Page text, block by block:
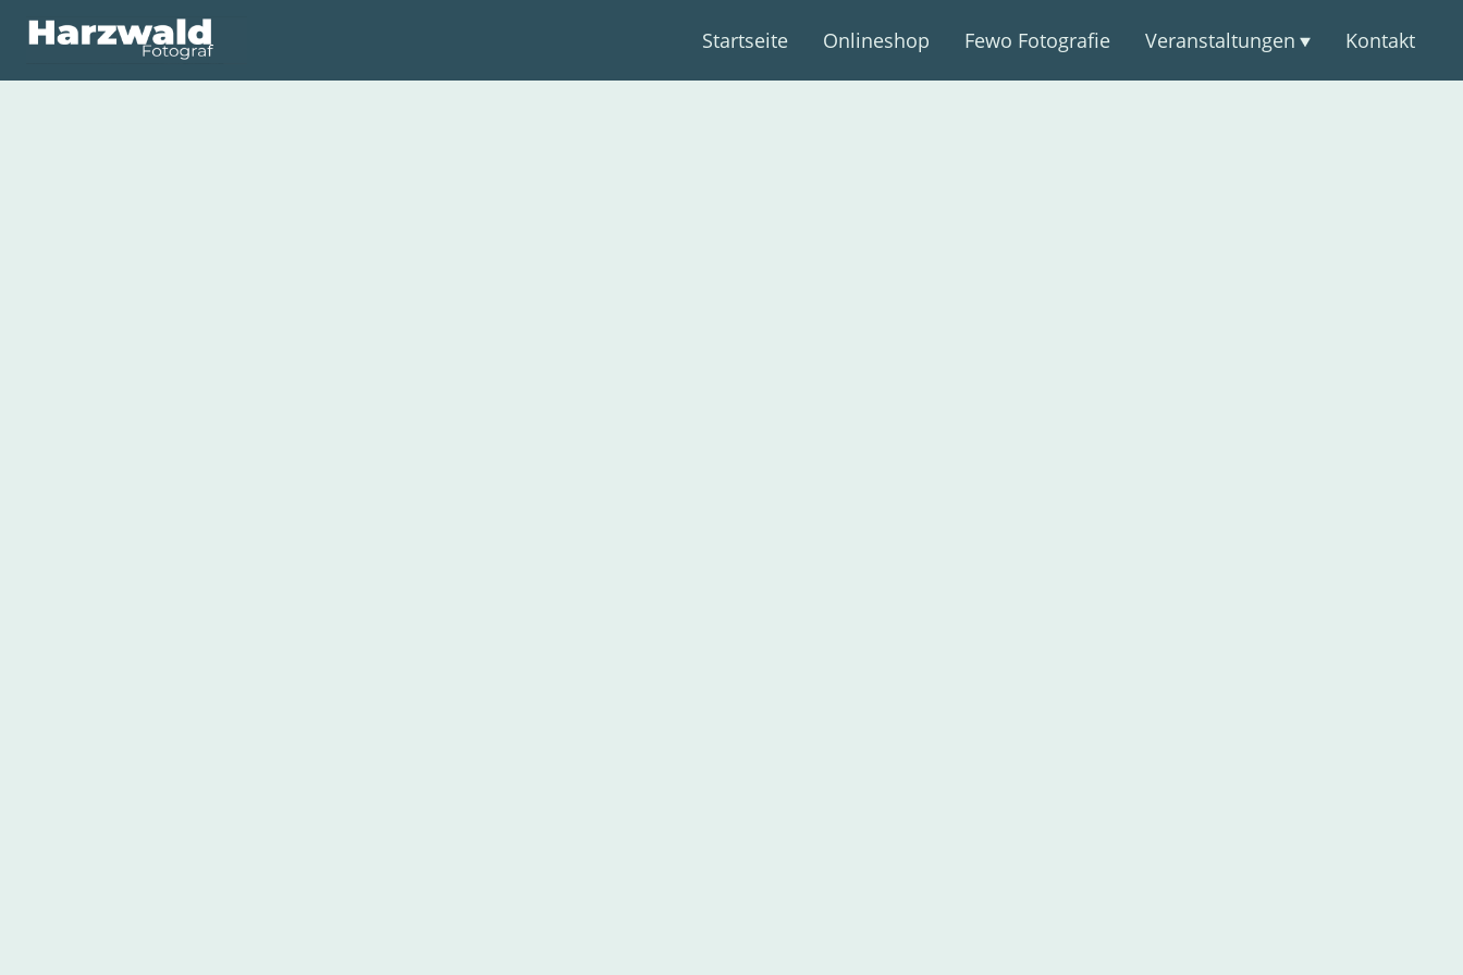
Startseite Onlineshop Fewo Fotografie Veranstaltungen Kontakt